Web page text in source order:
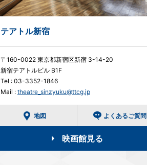
テアトル新宿
〒160-0022 東京都新宿区新宿 3-14-20
新宿テアトルビル B1F
Tel : 03-3352-1846
Mail : theatre_sinzyuku@ttcg.jp
地図 よくあるご質問
映画館見る